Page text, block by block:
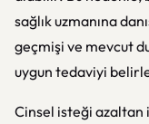
sağlık uzmanına
geçmişi ve mevcut
uygun tedaviyi
Cinsel isteği azaltan